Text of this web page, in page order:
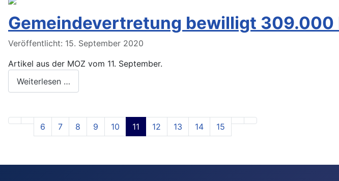
Gemeindevertretung bewilligt 309.000
Veröffentlicht: 15. September 2020
Artikel aus der MOZ vom 11. September.
Weiterlesen …
6 7 8 9 10 11 12 13 14 15